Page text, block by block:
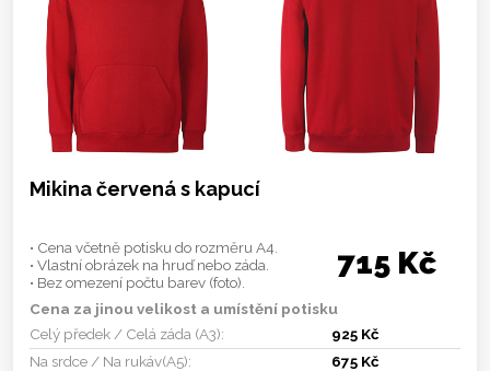
Mikina červená s kapucí
• Cena včetně potisku do rozměru A4.
• Vlastní obrázek na hruď nebo záda.
• Bez omezení počtu barev (foto).
715 Kč
Cena za jinou velikost a umístění potisku
Celý předek / Celá záda (A3):
925 Kč
Na srdce / Na rukáv(A5):
675 Kč